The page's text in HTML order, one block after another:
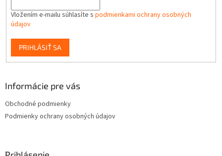
Vložením e-mailu súhlasíte s podmienkami ochrany osobných
údajov
PRIHLÁSIŤ SA
Informácie pre vás
Obchodné podmienky
Podmienky ochrany osobných údajov